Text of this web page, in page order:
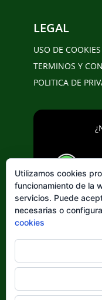
LEGAL
USO DE COOKIES
TERMINOS Y
POLITICA DE
Elegir
idioma
Utilizamos cookies
funcionamiento de la
servicios. Puede
necesarias o
cookies